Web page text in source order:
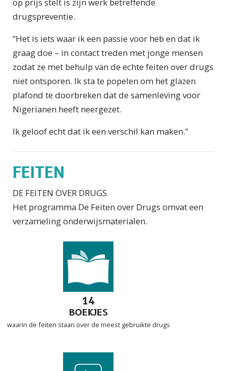
drugspreventie.
“Het is iets waar ik een passie voor heb en dat ik
graag doe – in contact treden met jonge mensen
zodat ze met behulp van de echte feiten over drugs
niet ontsporen. Ik sta te popelen om het glazen
plafond te doorbreken dat de samenleving voor
Nigerianen heeft neergezet.
Ik geloof echt dat ik een verschil kan maken.”
FEITEN
DE FEITEN OVER DRUGS
Het programma De Feiten over Drugs omvat een
verzameling onderwijsmaterialen.
14
BOEKJES
waarin de feiten staan over de meest gebruikte drugs